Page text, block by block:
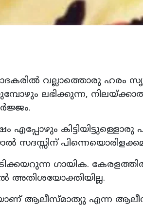
വല്ലാത്തൊരു ഹരം
ലഭിക്കുന്ന,
കിട്ടിയിട്ടുള്ളൊരു
സദസ്സിന്
ഗായിക.
അതിശയോക്തിയില്ല.
ആലീസ്മാത്യു എന്ന